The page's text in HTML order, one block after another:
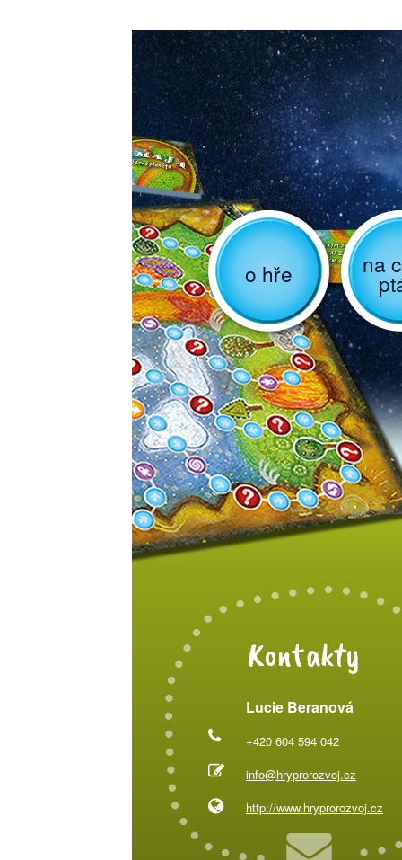
o hře na
Kontakty
Lucie Beranová
+420 604 594 042
info@hryprorozvoj.cz
http://www.hryprorozvoj.cz